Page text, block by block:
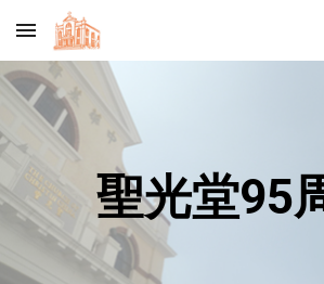
Skip to main content
聖光堂95